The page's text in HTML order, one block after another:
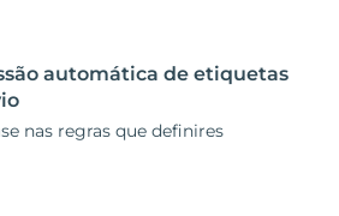
automática de etiquetas
nas regras que definires